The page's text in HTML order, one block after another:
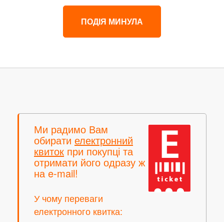
ПОДІЯ МИНУЛА
Ми радимо Вам
обирати електронний
квиток при покупці та
отримати його одразу ж
на e-mail!
У чому переваги
електронного квитка: